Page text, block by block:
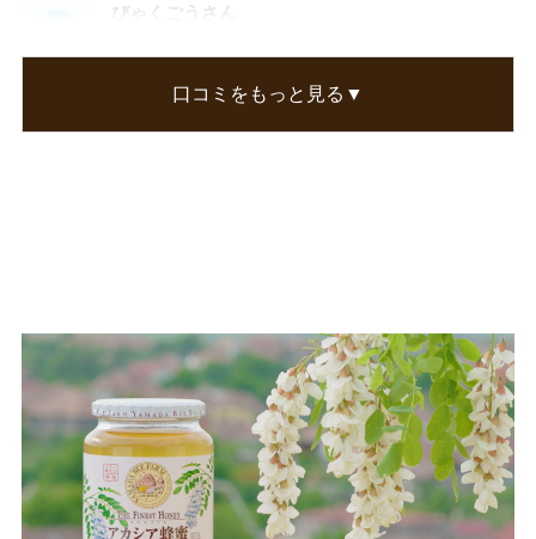
びゃくごうさん
した。予想以上の味に驚いた次第です。コスパの
口コミをもっと見る▼